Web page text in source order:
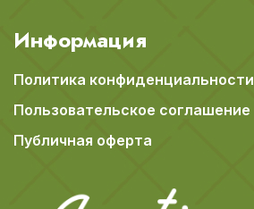
Информация
Политика конфиденциальности
Пользовательское соглашение
Публичная оферта